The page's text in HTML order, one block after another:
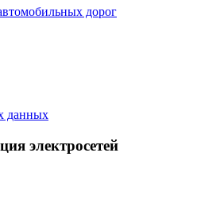
дорог
данных
электросетей